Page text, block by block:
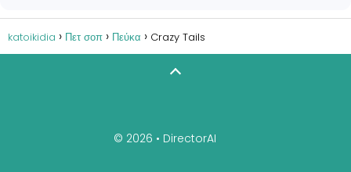
katoikidia Πετ σοπ Πεύκα Crazy Tails
© 2026 • DirectorAI